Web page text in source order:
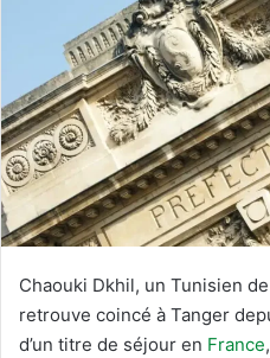
Chaouki Dkhil, un Tunisien
retrouve coincé à Tanger
d’un titre de séjour en France